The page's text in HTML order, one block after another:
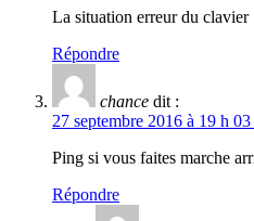
La situation erreur du clavier
Répondre
chance dit :
27 septembre 2016 à 19 h
Ping si vous faites marche
Répondre